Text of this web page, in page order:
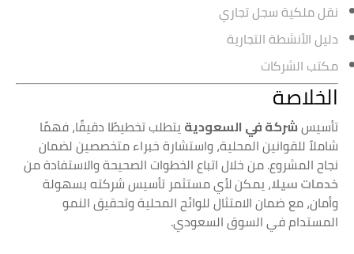
نقل ملكية سجل تجاري
دليل الأنشطة التجارية
مكتب الشركات
الخلاصة
تأسيسشركة في السعوديةيتطلب تخطيطًا دقيقًا، فهمًا
شاملاً للقوانين المحلية، واستشارة خبراء متخصصين لضمان
نجاح المشروع. من خلال اتباع الخطوات الصحيحة والاستفادة من
خدمات سيلا، يمكن لأي مستثمر تأسيس شركته بسهولة
وأمان، مع ضمان الامتثال للوائح المحلية وتحقيق النمو
المستدام في السوق السعودي.